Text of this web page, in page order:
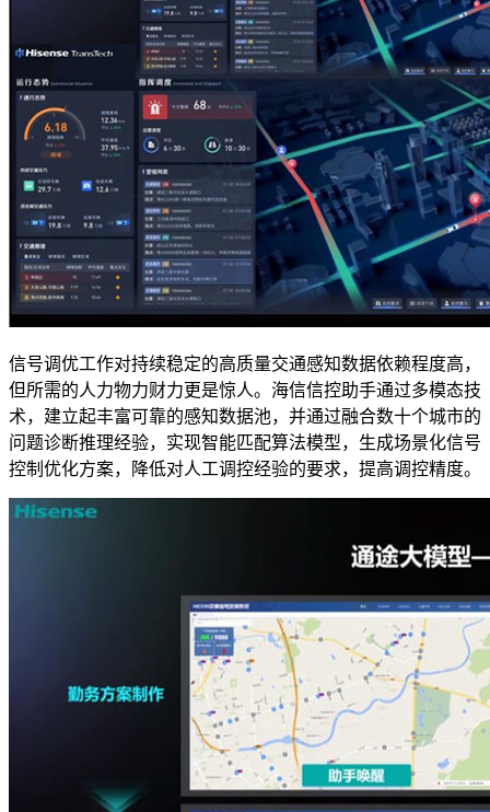
信号调优工作对持续稳定的高质量交通感知数据依赖程度高，
但所需的人力物力财力更是惊人。海信信控助手通过多模态技
术，建立起丰富可靠的感知数据池，并通过融合数十个城市的
问题诊断推理经验，实现智能匹配算法模型，生成场景化信号
控制优化方案，降低对人工调控经验的要求，提高调控精度。